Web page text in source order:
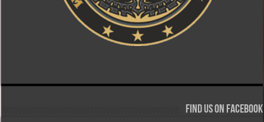
Find us on Facebook